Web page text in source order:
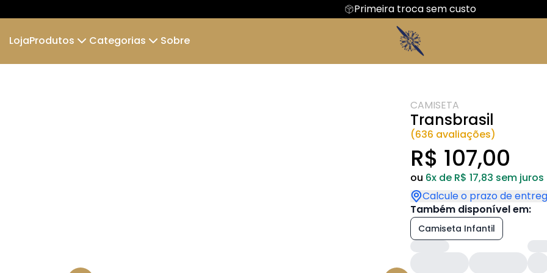
Primeira troca sem custo
LojaProdutos
Camiseta
Camiseta Infantil Camiseta Algodão Peruano
Hoodie Moletom
Categorias
AERONAVES e MOTORES
AVIÕES DE GUERRA FRASES
CIAS AEREAS
Sobre
CAMISETA
Transbrasil
(636 avaliações)
R$ 107,00
ou 6x de R$ 17,83 sem juros
Calcule o prazo de
Também disponível em:
Camiseta Infantil